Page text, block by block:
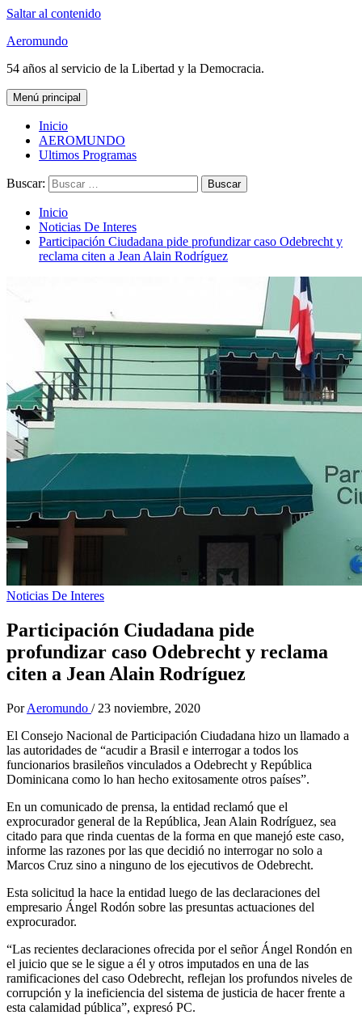
Saltar al contenido
Aeromundo
54 años al servicio de la Libertad y la Democracia.
Menú principal
Inicio
AEROMUNDO
Ultimos Programas
Buscar:
Inicio
Noticias De Interes
Participación Ciudadana pide profundizar caso Odebrecht y
reclama citen a Jean Alain Rodríguez
Noticias De Interes
Participación Ciudadana pide
profundizar caso Odebrecht y reclama
citen a Jean Alain Rodríguez
Por Aeromundo / 23 noviembre, 2020
El Consejo Nacional de Participación Ciudadana hizo un llamado a
las autoridades de “acudir a Brasil e interrogar a todos los
funcionarios brasileños vinculados a Odebrecht y República
Dominicana como lo han hecho exitosamente otros países”.
En un comunicado de prensa, la entidad reclamó que el
exprocurador general de la República, Jean Alain Rodríguez, sea
citado para que rinda cuentas de la forma en que manejó este caso,
informe las razones por las que decidió no interrogar no solo a
Marcos Cruz sino a ninguno de los ejecutivos de Odebrecht.
Esta solicitud la hace la entidad luego de las declaraciones del
empresario Ángel Rodón sobre las presuntas actuaciones del
exprocurador.
“Las recientes declaraciones ofrecida por el señor Ángel Rondón en
el juicio que se le sigue a él y otros imputados en una de las
ramificaciones del caso Odebrecht, reflejan los profundos niveles de
corrupción y la ineficiencia del sistema de justicia de hacer frente a
esta calamidad pública”, expresó PC.